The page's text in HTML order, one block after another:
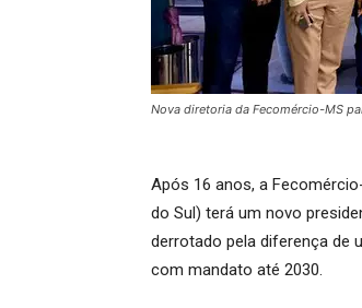
Nova diretoria da Fecomércio-MS
Após 16 anos, a
do Sul) terá um novo
derrotado pela diferença de
com mandato até 2030.